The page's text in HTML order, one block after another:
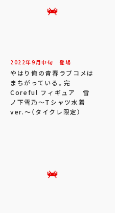
2022年9 月中旬 登場
やはり俺の青春ラブコメは
まちがっている。完
Coreful フィギュア 雪
ノ下雪乃～Tシャツ水着
ver.～（タイクレ限定）